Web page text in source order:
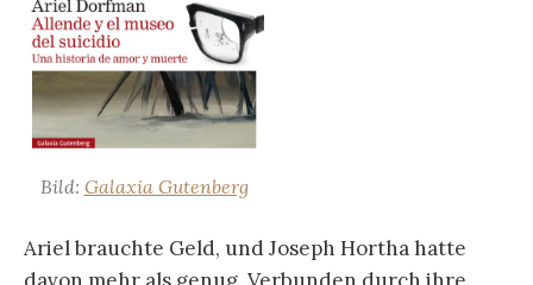
Bild: Galaxia Gutenberg
Ariel brauchte Geld, und Joseph Hortha hatte